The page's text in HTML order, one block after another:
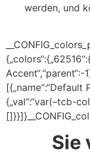
werden, und
Accent“,“parent“:-
[{„name“:“Default
{„val“:“var(–tcb-
Sie